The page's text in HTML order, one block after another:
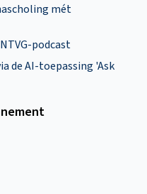
mét
podcast
de AI-toepassing 'Ask